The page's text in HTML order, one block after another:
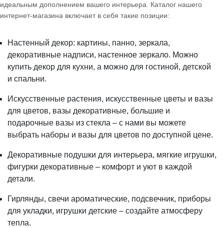
идеальным дополнением вашего интерьера. Каталог нашего
интернет-магазина включает в себя такие позиции:
Настенный декор: картины, панно, зеркала,
декоративные надписи, настенное зеркало. Можно
купить декор для кухни, а можно для гостиной, детской
и спальни.
Искусственные растения, искусственные цветы и вазы
для цветов, вазы декоративные, большие и
подарочные вазы из стекла – с нами вы можете
выбрать наборы и вазы для цветов по доступной цене.
Декоративные подушки для интерьера, мягкие игрушки,
фигурки декоративные – комфорт и уют в каждой
детали.
Гирлянды, свечи ароматические, подсвечник, приборы
для укладки, игрушки детские – создайте атмосферу
тепла.